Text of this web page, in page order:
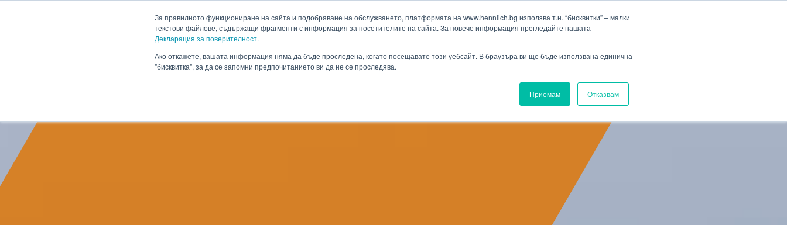
За правилното функциониране на сайта и подобряване на обслужването, платформата на www.hennlich.bg използва т.н. “бисквитки” – малки
текстови файлове, съдържащи фрагменти с информация за посетителите на сайта. За повече информация прегледайте нашата
Декларация за поверителност.
Ако откажете, вашата информация няма да бъде проследена, когато посещавате този уебсайт. В браузъра ви ще бъде използвана единична
"бисквитка", за да се запомни предпочитанието ви да не се проследява.
Приемам Отказвам
Падащо меню ФирмаПадащо меню Кариера
HENNLICH
Продукти Приложения
Търсене